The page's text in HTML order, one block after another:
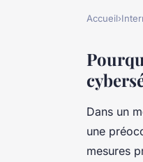
les
audit de
Accueil›
Dans un
une
mesures